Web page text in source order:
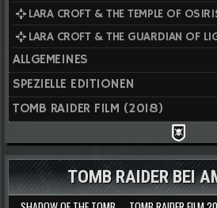
LARA CROFT & THE TEMPLE OF
LARA CROFT & THE GUARDIAN OF
ALLGEMEINES
SPEZIELLE EDITIONEN
TOMB RAIDER FILM (2018)
TOMB RAIDER BEI